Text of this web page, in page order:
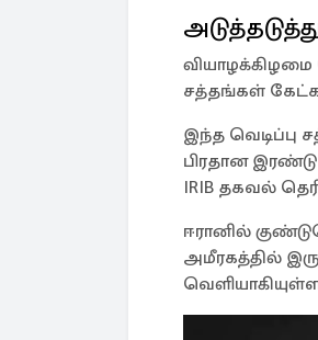
வியாழக்கிழமை
சத்தங்கள்
இந்த வெடிப்பு
பிரதான
IRIB தகவல்
ஈரானில்
அமீரகத்தில்